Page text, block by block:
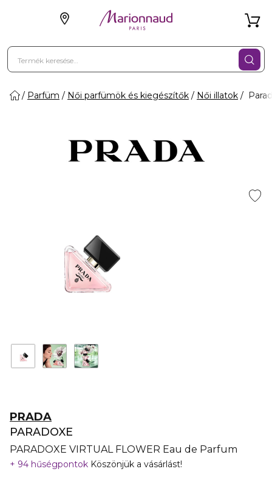
Parfüm Női parfümök és kiegészítők Női illatok
PRADA
PARADOXE
PARADOXE VIRTUAL FLOWER Eau de Parfum
94 hűségpontok Köszönjük a vásárlást!